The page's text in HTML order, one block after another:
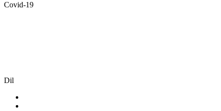
Covid-19
Dil